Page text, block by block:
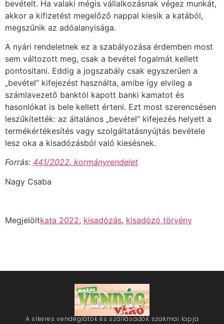
bevételt. Ha valaki mégis vállalkozásnak végez munkát,
akkor a kifizetést megelőző nappal kiesik a katából,
megszűnik az adóalanyisága.
A nyári rendeletnek ez a szabályozása érdemben most
sem változott meg, csak a bevétel fogalmát kellett
pontosítani. Eddig a jogszabály csak egyszerűen a
„bevétel“ kifejezést használta, amibe így elvileg a
számlavezető banktól kapott banki kamatot és
hasonlókat is bele kellett érteni. Ezt most szerencsésen
leszűkítették: az általános „bevétel“ kifejezés helyett a
termékértékesítés vagy szolgáltatásnyújtás bevétele
lesz oka a kisadózásból való kiesésnek.
Forrás: 441/2022. kormányrendelet
Nagy Csaba
Megjelöltkata 2022, kisadózás, kisadózó törvény
A sikeres vendéglátók és szállásadók szakmai lapja